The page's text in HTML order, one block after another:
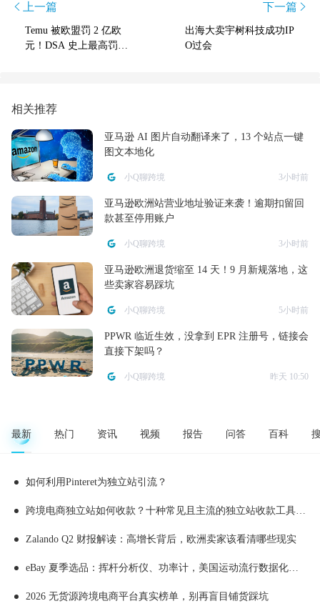
上一篇
Temu 被欧盟罚 2 亿欧
元！DSA 史上最高罚
下一篇
出海大卖宇树科技成功IP
O过会
相关推荐
亚马逊 AI 图片自动翻译来了，13 个站点一键
图文本地化
小Q聊跨境 3小时前
亚马逊欧洲站营业地址验证来袭！逾期扣留回
款甚至停用账户
小Q聊跨境 3小时前
亚马逊欧洲退货缩至 14 天！9 月新规落地，这
些卖家容易踩坑
小Q聊跨境 5小时前
PPWR 临近生效，没拿到 EPR 注册号，链接会
直接下架吗？
小Q聊跨境 昨天 10:50
最新 热门 资讯 视频 报告 问答 百科
如何利用Pinteret为独立站引流？
跨境电商独立站如何收款？十种常见且主流的独立站收款工具推荐
Zalando Q2 财报解读：高增长背后，欧洲卖家该看清哪些现实
eBay 夏季选品：挥杆分析仪、功率计，美国运动流行数据化消费
2026 无货源跨境电商平台真实榜单，别再盲目铺货踩坑